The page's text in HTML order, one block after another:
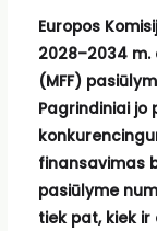
Europos
2028–2034
(MFF)
Pagrindiniai jo
finansavimas
pasiūlyme
tiek pat, kiek